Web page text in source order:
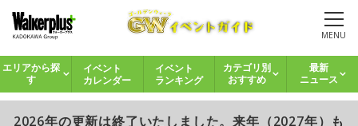
MENU
エリアから探
す
イベント
カレンダー
イベント
ランキング
カテゴリ別
おすすめ
最新
ニュース
2026年の更新は終了いたしました。来年（2027年）も